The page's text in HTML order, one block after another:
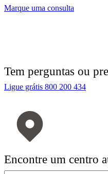
Marque uma consulta
Tem perguntas ou
Ligue grátis 800 200 434
Encontre um centro